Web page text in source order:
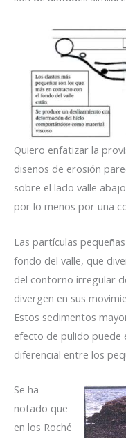
Quiero enfatizar la
diseños de erosión
sobre el lado valle
por lo menos por una
Las partículas
fondo del valle, que
del contorno irregular
divergen en sus
Estos sedimentos
efecto de pulido puede
diferencial entre los
Se ha
notado que
en los Roché